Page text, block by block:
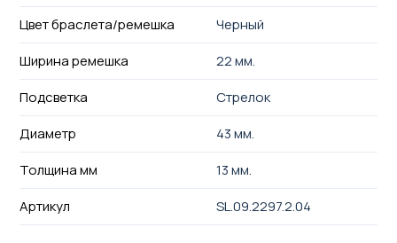
Цвет браслета/ремешка
Черный
Ширина ремешка
22 мм.
Подсветка
Стрелок
Диаметр
43 мм.
Толщина мм
13 мм.
Артикул
SL.09.2297.2.04